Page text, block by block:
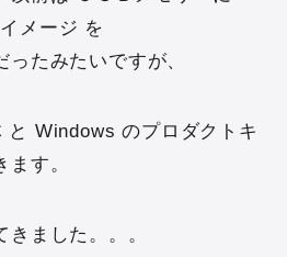
メージ を
たみたいですが、
Windows のプロダクトキ
す。
ました。。。